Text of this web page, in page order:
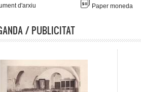
d'arxiu
Paper moneda
/ PUBLICITAT